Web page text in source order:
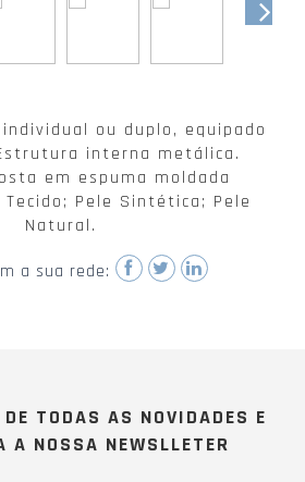
ou duplo, equipado
interna metálica.
em espuma moldada
Pele Sintética; Pele
Natural.
a sua rede:
TODAS AS NOVIDADES E
A NOSSA NEWSLLETER